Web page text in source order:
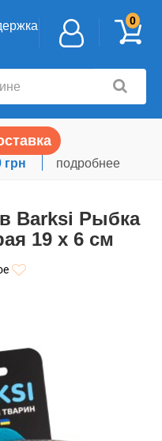
0
грн подробнее
Barksi Рыбка
19 х 6 см